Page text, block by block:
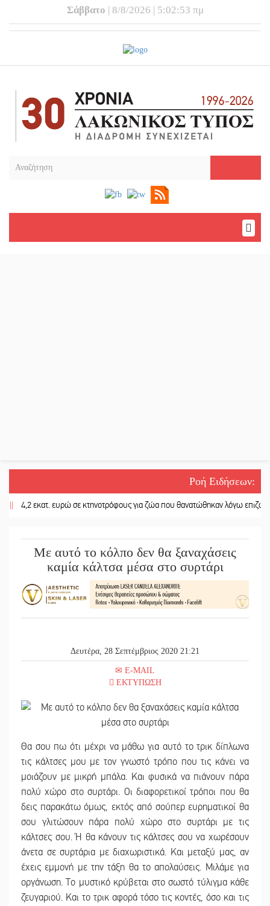
Σάββατο | 8/8/2026 | 5:02:53 πμ
Ροή Ειδήσεων:
εκατ. ευρώ σε κτηνοτρόφους για ζώα που θανατώθηκαν λόγω επιζωοτιών
Με αυτό το κόλπο δεν θα ξαναχάσεις
καμία κάλτσα μέσα στο συρτάρι
Δευτέρα, 28 Σεπτέμβριος 2020 21:21
E-MAIL
ΕΚΤΥΠΩΣΗ
Θα σου πω ότι μέχρι να μάθω για αυτό το τρικ δίπλωνα
τις κάλτσες μου με τον γνωστό τρόπο που τις κάνει να
μοιάζουν με μικρή μπάλα. Και φυσικά να πιάνουν πάρα
πολύ χώρο στο συρτάρι. Οι διαφορετικοί τρόποι που θα
δεις παρακάτω όμως, εκτός από σούπερ ευρηματικοί θα
σου γλιτώσουν πάρα πολύ χώρο στο συρτάρι με τις
κάλτσες σου. Ή θα κάνουν τις κάλτσες σου να χωρέσουν
άνετα σε συρτάρια με διαχωριστικά. Και μεταξύ μας, αν
έχεις εμμονή με την τάξη θα το απολαύσεις. Μιλάμε για
οργάνωση. Το μυστικό κρύβεται στο σωστό τύλιγμα κάθε
ζευγαριού. Και το τρικ αφορά τόσο τις κοντές, όσο και τις